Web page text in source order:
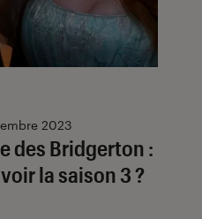
des Bridgerton :
la saison 3 ?
2023